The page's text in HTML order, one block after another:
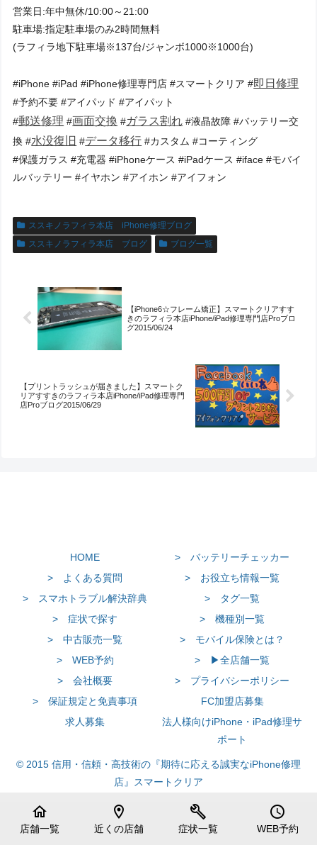
営業日:年中無休/10:00～21:00
駐車場:指定駐車場のみ2時間無料
(ラフィラ地下駐車場※137台/ジャンボ1000※1000台)
#iPhone #iPad #iPhone修理専門店 #スマートクリア #即日修理
#予約不要 #アイパッド #アイパット
#郵送修理 #画面交換 #ガラス割れ #液晶故障 #バッテリー交
換 #水没復旧 #データ移行 #カスタム #コーティング
#保護ガラス #充電器 #iPhoneケース #iPadケース #iface #モバイ
ルバッテリー #イヤホン #アイホン #アイフォン
ススキノラフィラ本店 iPhone修理ブログ
ススキノラフィラ本店 ブログ
ブログ一覧
【iPhone6☆フレーム矯正】スマートクリアすす
きのラフィラ本店iPhone/iPad修理専門店Proブロ
グ2015/06/24
【プリントラッシュが届きました】スマートク
リアすすきのラフィラ本店iPhone/iPad修理専門
店Proブログ2015/06/29
HOME
> バッテリーチェッカー
> よくある質問
> お役立ち情報一覧
> スマホトラブル解決辞典
> タグ一覧
> 症状で探す
> 機種別一覧
> 中古販売一覧
> モバイル保険とは？
> WEB予約
> ▶全店舗一覧
> 会社概要
> プライバシーポリシー
> 保証規定と免責事項
FC加盟店募集
求人募集
法人様向けiPhone・iPad修理サ
ポート
© 2015 信用・信頼・高技術の『期待に応える誠実なiPhone修理
店』スマートクリア
home
店舗一覧
location_on
近くの店舗
build
症状一覧
schedule
WEB予約